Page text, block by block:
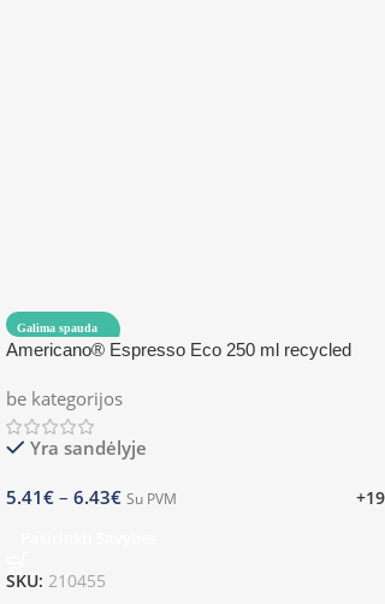
Galima spauda
Americano® Espresso Eco 250 ml recycled
be kategorijos
Yra sandėlyje
5.41€ – 6.43€ Su PVM +19
SKU: 210455